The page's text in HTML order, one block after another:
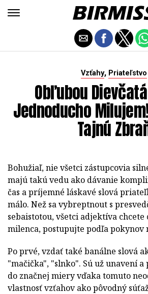
Vzťahy, Priateľstvo
Obľubou
Jednoducho
Tajnú
Bohužiaľ, nie všetci zástupcovia
majú takú vedu ako dávanie
čas a príjemné láskavé slová
málo. Než sa vybreptnout s
sebaistotou, všetci adjektíva
milenca, postupujte podľa pokynov
Po prvé, vzdať také banálne slová
"mačička", "slnko". Sú už unavení a
do značnej miery vďaka tomuto
vlastnosť vzťahov ako pôvodný